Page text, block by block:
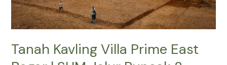
Tanah Kavling Villa Prime East